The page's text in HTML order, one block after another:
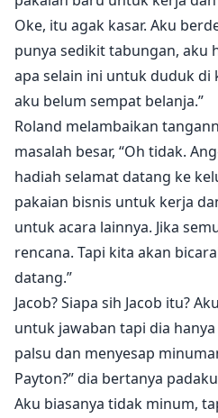
Oke, itu agak kasar. Aku
punya sedikit tabungan, aku
apa selain ini untuk duduk di
aku belum sempat belanja.”
Roland melambaikan
masalah besar, “Oh tidak.
hadiah selamat datang ke
pakaian bisnis untuk kerja
untuk acara lainnya. Jika
rencana. Tapi kita akan
datang.”
Jacob? Siapa sih Jacob itu?
untuk jawaban tapi dia
palsu dan menyesap
Payton?” dia bertanya
Aku biasanya tidak minum,